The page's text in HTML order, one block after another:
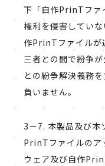
下「自作PrinTファ
権利を侵害してい
作PrinTファイルが
三者との間で紛争
との紛争解決義務
負いません。
3－7. 本製品及び本
PrinTファイルのア
ウェア及び自作